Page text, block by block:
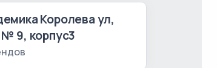
Королева ул,
9, корпус3